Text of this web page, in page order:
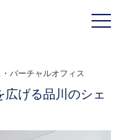
バーチャルオフィス
広げる品川のシェ